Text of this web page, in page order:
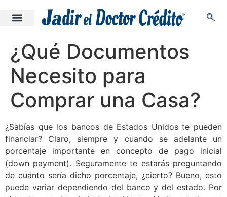
¿Qué Documentos
Necesito para
Comprar una Casa?
¿Sabías que los bancos de Estados Unidos te pueden
financiar? Claro, siempre y cuando se adelante un
porcentaje importante en concepto de pago inicial
(down payment). Seguramente te estarás preguntando
de cuánto sería dicho porcentaje, ¿cierto? Bueno, esto
puede variar dependiendo del banco y del estado. Por